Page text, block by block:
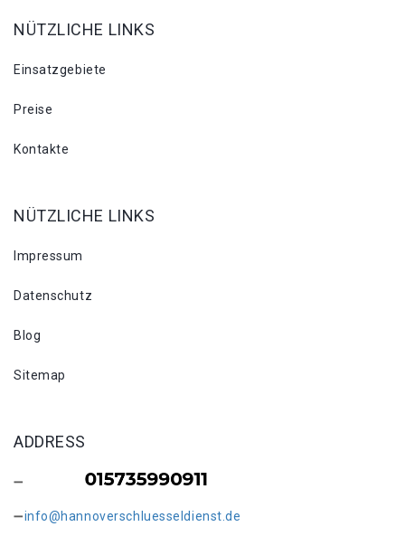
NÜTZLICHE LINKS
Einsatzgebiete
Preise
Kontakte
NÜTZLICHE LINKS
Impressum
Datenschutz
Blog
Sitemap
ADDRESS
info@hannoverschluesseldienst.de